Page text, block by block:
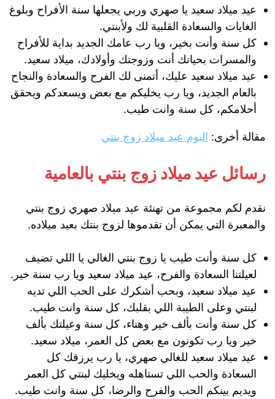
عيد ميلاد سعيد يا صهري وربي يجعلها سنة الأفراح وبلوغ
الغايات والسعادة القلبية لك ولأبنتي.
كل سنة وأنت بخير، ويا رب عامك الجديد بداية للأفراح
والمسرات بحياتك أنت وزوجتك وأولادك، ميلاد سعيد.
عيد ميلاد سعيد عليك، أتمنى لك الفرح والسعادة والنجاح
بالعام الجديد، ويا رب يخليكم مع بعض ويسعدكم ويحقق
أحلامكم، كل سنة وانت طيب.
مقالة أخرى: اليوم عيد ميلاد زوج بنتي
رسائل عيد ميلاد زوج بنتي بالعامية
نقدم لكم مجموعة من تهنئة عيد ميلاد صهري زوج بنتي
والمعبرة التي يمكن أن تقدموها لزوج بنتك بعيد ميلاده.
كل سنة وأنت طيب يا زوج بنتي الغالي يا اللي تضيف
لعيلتنا السعادة والفرح، عيد ميلاد سعيد ويا رب سنة خير.
عيد ميلاد سعيد، وبحب أشكرك على الحب اللي تديه
لبنتي وعلى الطيبة اللي بقلبك، كل سنة وانت طيب.
كل سنة وأنت بألف خير وهناء، كل سنة وعيلتك بألف
خير ويا رب تكونون مع بعض كل العمر، ميلاد سعيد.
عيد ميلاد سعيد للغالي صهري، يا رب يرزقك كل
السعادة والحب اللي تستاهله ويخليك لبنتي كل العمر
ويديم بينكم الحب والفرح والرضا، كل سنة وانت طيب.